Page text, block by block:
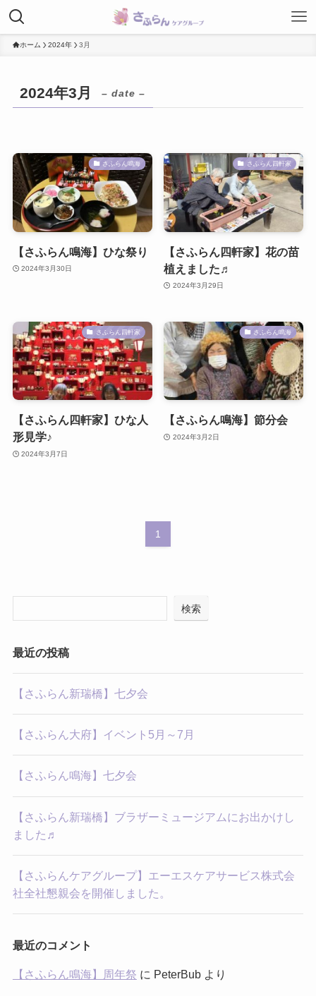
ホーム 2024年 3月
2024年3月 – date –
さふらん鳴海
【さふらん鳴海】ひな祭り
2024年3月30日
さふらん四軒家
【さふらん四軒家】花の苗
植えました♬
2024年3月29日
さふらん四軒家
【さふらん四軒家】ひな人
形見学♪
2024年3月7日
さふらん鳴海
【さふらん鳴海】節分会
2024年3月2日
1
検索
最近の投稿
【さふらん新瑞橋】七夕会
【さふらん大府】イベント5月～7月
【さふらん鳴海】七夕会
【さふらん新瑞橋】ブラザーミュージアムにお出かけし
ました♬
【さふらんケアグループ】エーエスケアサービス株式会
社全社懇親会を開催しました。
最近のコメント
【さふらん鳴海】周年祭 に PeterBubより